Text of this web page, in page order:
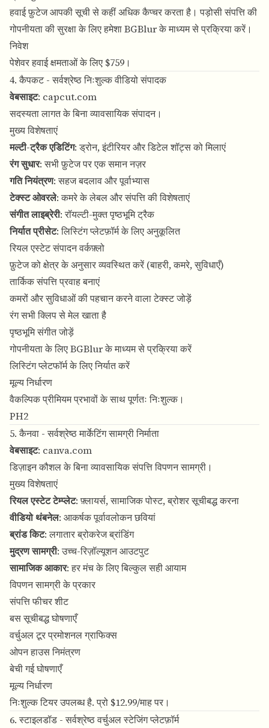
हवाई फ़ुटेज आपकी सूची से कहीं अधिक कैप्चर करता है। पड़ोसी संपत्ति की
गोपनीयता की सुरक्षा के लिए हमेशा BGBlur के माध्यम से प्रक्रिया करें।
निवेश
पेशेवर हवाई क्षमताओं के लिए $759।
4. कैपकट - सर्वश्रेष्ठ निःशुल्क वीडियो संपादक
वेबसाइट: capcut.com
सदस्यता लागत के बिना व्यावसायिक संपादन।
मुख्य विशेषताएं
मल्टी-ट्रैक एडिटिंग: ड्रोन, इंटीरियर और डिटेल शॉट्स को मिलाएं
रंग सुधार: सभी फ़ुटेज पर एक समान नज़र
गति नियंत्रण: सहज बदलाव और पूर्वाभ्यास
टेक्स्ट ओवरले: कमरे के लेबल और संपत्ति की विशेषताएं
संगीत लाइब्रेरी: रॉयल्टी-मुक्त पृष्ठभूमि ट्रैक
निर्यात प्रीसेट: लिस्टिंग प्लेटफ़ॉर्म के लिए अनुकूलित
रियल एस्टेट संपादन वर्कफ़्लो
फ़ुटेज को क्षेत्र के अनुसार व्यवस्थित करें (बाहरी, कमरे, सुविधाएँ)
तार्किक संपत्ति प्रवाह बनाएं
कमरों और सुविधाओं की पहचान करने वाला टेक्स्ट जोड़ें
रंग सभी क्लिप से मेल खाता है
पृष्ठभूमि संगीत जोड़ें
गोपनीयता के लिए BGBlur के माध्यम से प्रक्रिया करें
लिस्टिंग प्लेटफॉर्म के लिए निर्यात करें
मूल्य निर्धारण
वैकल्पिक प्रीमियम प्रभावों के साथ पूर्णतः निःशुल्क।
PH2
5. कैनवा - सर्वश्रेष्ठ मार्केटिंग सामग्री निर्माता
वेबसाइट: canva.com
डिज़ाइन कौशल के बिना व्यावसायिक संपत्ति विपणन सामग्री।
मुख्य विशेषताएं
रियल एस्टेट टेम्प्लेट: फ़्लायर्स, सामाजिक पोस्ट, ब्रोशर सूचीबद्ध करना
वीडियो थंबनेल: आकर्षक पूर्वावलोकन छवियां
ब्रांड किट: लगातार ब्रोकरेज ब्रांडिंग
मुद्रण सामग्री: उच्च-रिज़ॉल्यूशन आउटपुट
सामाजिक आकार: हर मंच के लिए बिल्कुल सही आयाम
विपणन सामग्री के प्रकार
संपत्ति फीचर शीट
बस सूचीबद्ध घोषणाएँ
वर्चुअल टूर प्रमोशनल ग्राफिक्स
ओपन हाउस निमंत्रण
बेची गई घोषणाएँ
मूल्य निर्धारण
निःशुल्क टियर उपलब्ध है. प्रो $12.99/माह पर।
6. स्टाइलडॉड - सर्वश्रेष्ठ वर्चुअल स्टेजिंग प्लेटफ़ॉर्म